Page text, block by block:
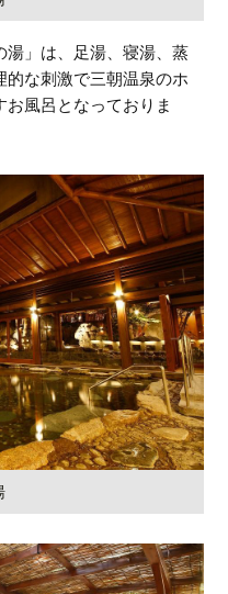
湯」は、足湯、寝湯、蒸
的な刺激で三朝温泉のホ
風呂となっておりま